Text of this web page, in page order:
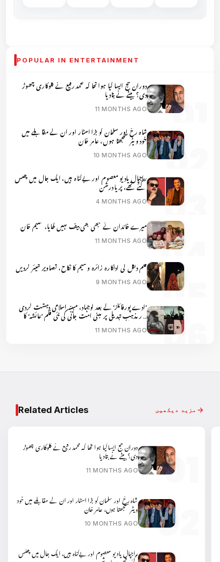
POPULAR IN ENTERTAINMENT
دوران حج ایسا کیا ہوا تھا کہ محمد رفیع نے گلوکاری چھوڑ
دی؟ بیٹے نے بتادیا
11 MONTHS AGO
شاہ رخ اور سلمان کو بڑا اسٹار اور ان کے مقابلے میں
خود ویٹر سمجھتا ہوں، عامر خان
10 MONTHS AGO
راجپال یادیو معصوم اور بےگناہ ہیں، ایک جال میں پھنس
گئے تھے، پریا درشن
4 MONTHS AGO
میرے خاندان نے کبھی بھی بیف نہیں کھایا، سلیم خان
11 MONTHS AGO
فلم دنگل کی اداکارہ زائرہ وسیم کا نکاح، تصاویر شیئر کردیں
9 MONTHS AGO
’ادے پورفائلز‘ کے بعد لوجہاد، مبینہ اسلامی دہشت گردی
اور مذہب تبدیلی پر مبنی امت جانی کی نئی فلم ’عائشہ‘ کا
11 MONTHS AGO
Related Articles مزید دیکھیں
دوران حج ایسا کیا ہوا تھا کہ محمد رفیع نے گلوکاری چھوڑ
دی؟ بیٹے نے بتادیا
11 MONTHS AGO
شاہ رخ اور سلمان کو بڑا اسٹار اور ان کے مقابلے میں خود
ویٹر سمجھتا ہوں، عامر خان
10 MONTHS AGO
راجپال یادیو معصوم اور بےگناہ ہیں، ایک جال میں پھنس